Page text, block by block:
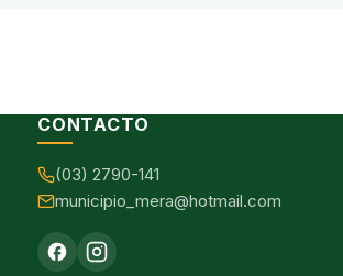
CONTACTO
(03) 2790-141
municipio_mera@hotmail.com